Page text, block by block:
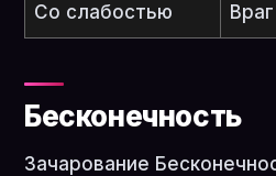
Со слабостью
Бесконечность
Зачарование